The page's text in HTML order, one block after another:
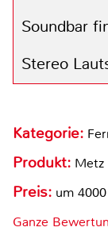
Soundbar
Stereo
Kategorie:
Produkt: Metz
Preis: um
Ganze